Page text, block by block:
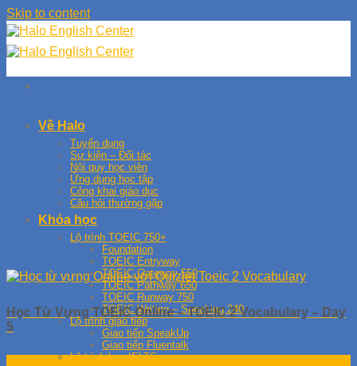
Skip to content
Về Halo
Tuyển dụng
Sự kiện – Đối tác
Nội quy học viên
Ứng dụng học tập
Công khai giáo dục
Câu hỏi thường gặp
Khóa học
Lộ trình TOEIC 750+
Foundation
TOEIC Entryway
TOEIC Gateway 550
TOEIC Pathway 650
TOEIC Runway 750
TOEIC Writing – Speaking 240
Lộ trình giao tiếp
Giao tiếp SpeakUp
Giao tiếp Fluentalk
Lộ trình học IELTS
Học Từ Vựng TOEIC Online – TOEIC 2 Vocabulary – Day
5